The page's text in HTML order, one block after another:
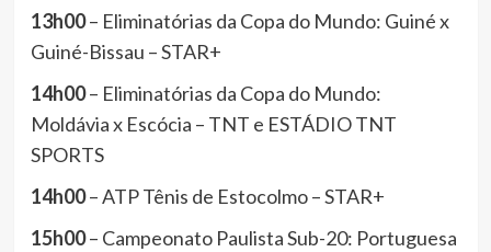
13h00– Eliminatórias da Copa do Mundo: Guiné x
Guiné-Bissau – STAR+
14h00– Eliminatórias da Copa do Mundo:
Moldávia x Escócia – TNT e ESTÁDIO TNT
SPORTS
14h00– ATP Tênis de Estocolmo – STAR+
15h00– Campeonato Paulista Sub-20: Portuguesa